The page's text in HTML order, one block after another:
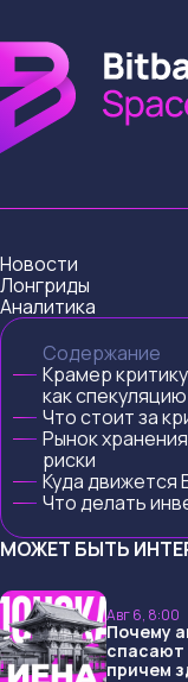
Новости
Лонгриды
Аналитика
Содержание
Крамер
как спекуляцию
Что стоит за
Рынок
риски
Куда движется
Что делать
МОЖЕТ БЫТЬ
Авг 6, 8:00
Почему
спасают
причем